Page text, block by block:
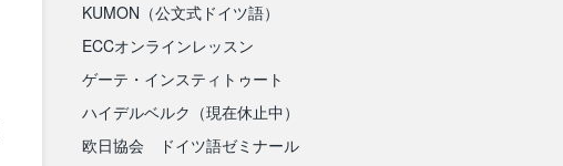
KUMON（公文式ドイツ語）
ECCオンラインレッスン
ゲーテ・インスティトゥート
ハイデルベルク（現在休止中）
欧日協会 ドイツ語ゼミナール